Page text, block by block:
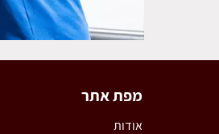
מפת אתר
אודות